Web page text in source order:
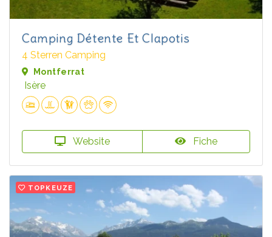
Camping Détente Et Clapotis
4 Sterren Camping
Montferrat
Isère
Website Fiche
TOPKEUZE